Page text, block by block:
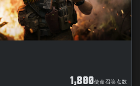
1,800使命召唤点数